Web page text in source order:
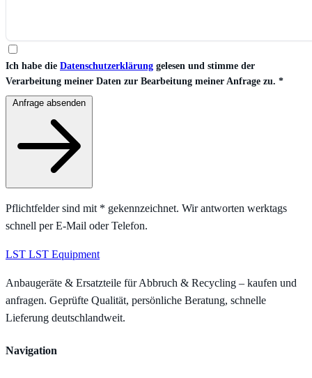
Ich habe die Datenschutzerklärung gelesen und stimme der
Verarbeitung meiner Daten zur Bearbeitung meiner Anfrage zu. *
Pflichtfelder sind mit * gekennzeichnet. Wir antworten werktags
schnell per E-Mail oder Telefon.
LST LST Equipment
Anbaugeräte & Ersatzteile für Abbruch & Recycling – kaufen und
anfragen. Geprüfte Qualität, persönliche Beratung, schnelle
Lieferung deutschlandweit.
Navigation